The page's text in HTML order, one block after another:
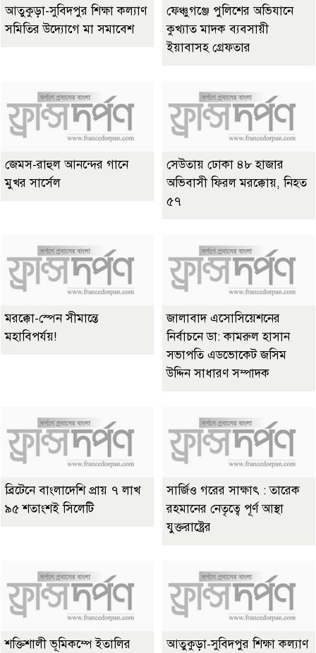
আতুকুড়া-সুবিদপুর শিক্ষা কল্যাণ
সমিতির উদ্যোগে মা সমাবেশ
ফেঞ্চুগঞ্জে পুলিশের অভিযানে
কুখ্যাত মাদক ব্যবসায়ী
ইয়াবাসহ গ্রেফতার
জেমস-রাহুল আনন্দের গানে
মুখর সার্সেল
সেউতায় ঢোকা ৪৮ হাজার
অভিবাসী ফিরল মরক্কোয়, নিহত
৫৭
মরক্কো-স্পেন সীমান্তে
মহাবিপর্যয়!
জালাবাদ এসোসিয়েশনের
নির্বাচনে ডা: কামরুল হাসান
সভাপতি এডভোকেট জসিম
উদ্দিন সাধারণ সম্পাদক
ব্রিটেনে বাংলাদেশি প্রায় ৭ লাখ
৯৫ শতাংশই সিলেটি
সার্জিও গরের সাক্ষাৎ : তারেক
রহমানের নেতৃত্বে পূর্ণ আস্থা
যুক্তরাষ্ট্রের
শক্তিশালী ভূমিকম্পে ইতালির
আতুকুড়া-সুবিদপুর শিক্ষা কল্যাণ